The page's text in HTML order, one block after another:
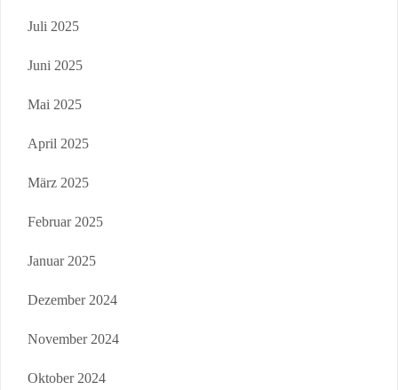
Juli 2025
Juni 2025
Mai 2025
April 2025
März 2025
Februar 2025
Januar 2025
Dezember 2024
November 2024
Oktober 2024